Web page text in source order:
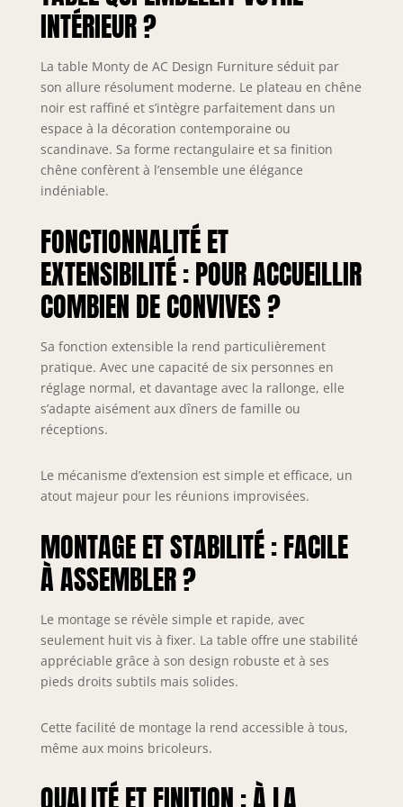
l'image et de
soulever le
plateau coulissant
par le centre -
voilà, c'est si facile
et sans effort La
arrondis et le
caractère mince
donnent à la table
un aspect
accueillant, tandis
bois du placage
de chêne noir
donne une
sensation
démonté, mais il
est facile à
assembler avec
les instructions de
montage visuelles,
le jeu de vis et
montage estimé
est de 30 minutes
Dimensions (l x H
x P) : 180 x 75 x 90
H 75 x P : 90 cm |
pour 10
Hauteur du bord
INTÉRIEUR ?
La table Monty de AC Design Furniture séduit par
son allure résolument moderne. Le plateau en chêne
noir est raffiné et s’intègre parfaitement dans un
espace à la décoration contemporaine ou
scandinave. Sa forme rectangulaire et sa finition
chêne confèrent à l’ensemble une élégance
indéniable.
FONCTIONNALITÉ ET
EXTENSIBILITÉ : POUR ACCUEILLIR
COMBIEN DE CONVIVES ?
Sa fonction extensible la rend particulièrement
pratique. Avec une capacité de six personnes en
réglage normal, et davantage avec la rallonge, elle
s’adapte aisément aux dîners de famille ou
réceptions.
Le mécanisme d’extension est simple et efficace, un
atout majeur pour les réunions improvisées.
MONTAGE ET STABILITÉ : FACILE
À ASSEMBLER ?
Le montage se révèle simple et rapide, avec
seulement huit vis à fixer. La table offre une stabilité
appréciable grâce à son design robuste et à ses
pieds droits subtils mais solides.
Cette facilité de montage la rend accessible à tous,
même aux moins bricoleurs.